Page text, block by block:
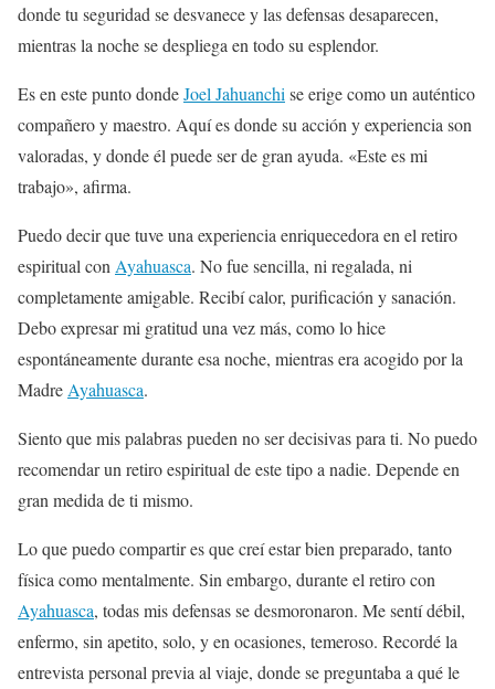
donde tu seguridad se desvanece y las defensas desaparecen,
mientras la noche se despliega en todo su esplendor.
Es en este punto dondeJoel Jahuanchi se erige como un auténtico
compañero y maestro. Aquí es donde su acción y experiencia son
valoradas, y donde él puede ser de gran ayuda. «Este es mi
trabajo», afirma.
Puedo decir que tuve una experiencia enriquecedora en el retiro
espiritual con Ayahuasca. No fue sencilla, ni regalada, ni
completamente amigable. Recibí calor, purificación y sanación.
Debo expresar mi gratitud una vez más, como lo hice
espontáneamente durante esa noche, mientras era acogido por la
Madre Ayahuasca.
Siento que mis palabras pueden no ser decisivas para ti. No puedo
recomendar un retiro espiritual de este tipo a nadie. Depende en
gran medida de ti mismo.
Lo que puedo compartir es que creí estar bien preparado, tanto
física como mentalmente. Sin embargo, durante el retiro con
Ayahuasca, todas mis defensas se desmoronaron. Me sentí débil,
enfermo, sin apetito, solo, y en ocasiones, temeroso. Recordé la
entrevista personal previa al viaje, donde se preguntaba a qué le